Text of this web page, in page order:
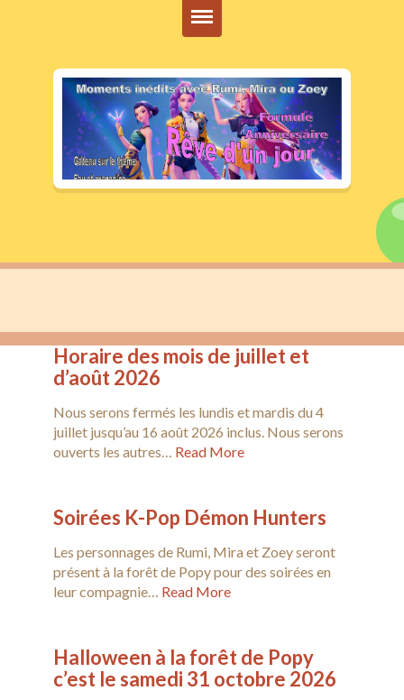
Accueil
Anniversaires
Dimanche Matin
Infos Pratiques
Evènements
Nous contacter
Horaire des mois de juillet et
d’août 2026
Nous serons fermés les lundis et mardis du 4
juillet jusqu’au 16 août 2026 inclus. Nous serons
ouverts les autres… Read More
Soirées K-Pop Démon Hunters
Les personnages de Rumi, Mira et Zoey seront
présent à la forêt de Popy pour des soirées en
leur compagnie… Read More
Halloween à la forêt de Popy
c’est le samedi 31 octobre 2026